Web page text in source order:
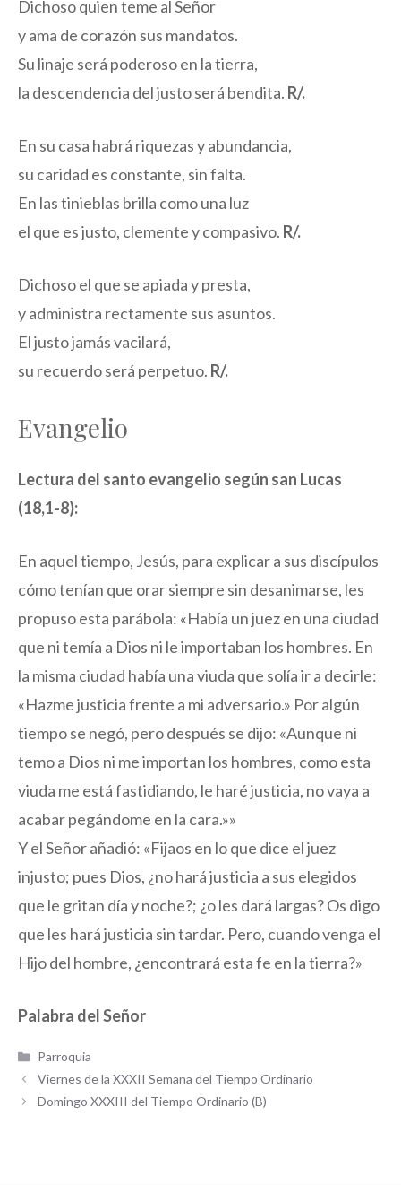
Dichoso quien teme al Señor
y ama de corazón sus mandatos.
Su linaje será poderoso en la tierra,
la descendencia del justo será bendita. R/.
En su casa habrá riquezas y abundancia,
su caridad es constante, sin falta.
En las tinieblas brilla como una luz
el que es justo, clemente y compasivo. R/.
Dichoso el que se apiada y presta,
y administra rectamente sus asuntos.
El justo jamás vacilará,
su recuerdo será perpetuo. R/.
Evangelio
Lectura del santo evangelio según san Lucas
(18,1-8):
En aquel tiempo, Jesús, para explicar a sus discípulos
cómo tenían que orar siempre sin desanimarse, les
propuso esta parábola: «Había un juez en una ciudad
que ni temía a Dios ni le importaban los hombres. En
la misma ciudad había una viuda que solía ir a decirle:
«Hazme justicia frente a mi adversario.» Por algún
tiempo se negó, pero después se dijo: «Aunque ni
temo a Dios ni me importan los hombres, como esta
viuda me está fastidiando, le haré justicia, no vaya a
acabar pegándome en la cara.»»
Y el Señor añadió: «Fijaos en lo que dice el juez
injusto; pues Dios, ¿no hará justicia a sus elegidos
que le gritan día y noche?; ¿o les dará largas? Os digo
que les hará justicia sin tardar. Pero, cuando venga el
Hijo del hombre, ¿encontrará esta fe en la tierra?»
Palabra del Señor
Categorías
Parroquia
Viernes de la XXXII Semana del Tiempo Ordinario
Domingo XXXIII del Tiempo Ordinario (B)